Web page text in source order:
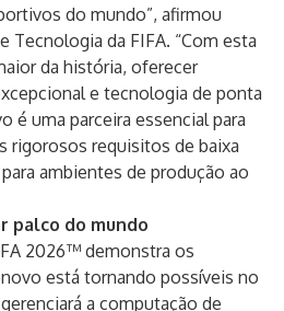
do mundo”, afirmou
Tecnologia da FIFA. “Com esta
da história, oferecer
e tecnologia de ponta
é uma parceira essencial para
rigorosos requisitos de baixa
ambientes de produção ao
palco do mundo
2026™ demonstra os
está tornando possíveis no
a computação de